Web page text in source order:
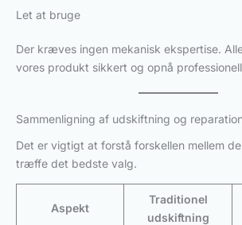
Let at bruge
Der kræves ingen mekanisk ekspertise.
vores produkt sikkert og opnå
Sammenligning af udskiftning og
Det er vigtigt at forstå forskellen mellem
træffe det bedste valg.
Aspekt
Traditionel
udskiftning